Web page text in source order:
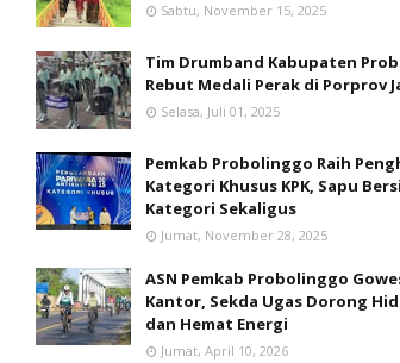
Sabtu, November 15, 2025
Tim Drumband Kabupaten
Rebut Medali Perak di Porprov
Selasa, Juli 01, 2025
Pemkab Probolinggo Raih
Kategori Khusus KPK, Sapu
Kategori Sekaligus
Jumat, November 28, 2025
ASN Pemkab Probolinggo
Kantor, Sekda Ugas Dorong
dan Hemat Energi
Jumat, April 10, 2026